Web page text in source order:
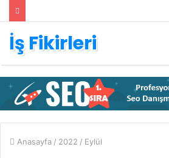
İş Fikirleri
Anasayfa / 2022 / Eylül